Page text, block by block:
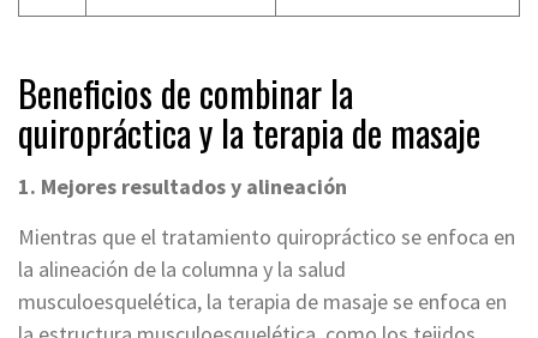
Beneficios de combinar la
quiropráctica y la terapia de masaje
1. Mejores resultados y alineación
Mientras que el tratamiento quiropráctico se enfoca en
la alineación de la columna y la salud
musculoesquelética, la terapia de masaje se enfoca en